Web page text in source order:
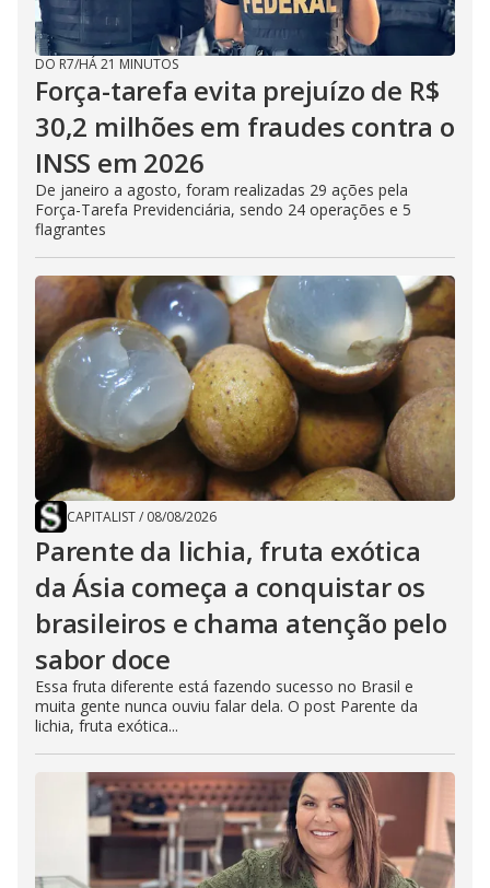
DO R7/HÁ 21 MINUTOS
Força-tarefa evita prejuízo de R$
30,2 milhões em fraudes contra o
INSS em 2026
De janeiro a agosto, foram realizadas 29 ações pela
Força-Tarefa Previdenciária, sendo 24 operações e 5
flagrantes
CAPITALIST/ 08/08/2026
Parente da lichia, fruta exótica
da Ásia começa a conquistar os
brasileiros e chama atenção pelo
sabor doce
Essa fruta diferente está fazendo sucesso no Brasil e
muita gente nunca ouviu falar dela. O post Parente da
lichia, fruta exótica...